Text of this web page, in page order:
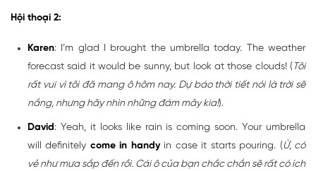
Hội thoại 2:
Karen: I’m glad I brought the umbrella today. The weather
forecast said it would be sunny, but look at those clouds! ( Tôi
rất vui vì tôi đã mang ô hôm nay. Dự báo thời tiết nói là trời sẽ
nắng, nhưng hãy nhìn những đám mây kia!).
David: Yeah, it looks like rain is coming soon. Your umbrella
will definitely come in handyin case it starts pouring. (Ừ, có
vẻ như mưa sắp đến rồi. Cái ô của bạn chắc chắn sẽ rất có ích